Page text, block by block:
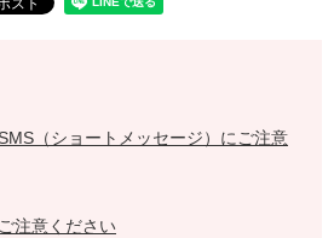
（ショートメッセージ）にご注意
注意ください